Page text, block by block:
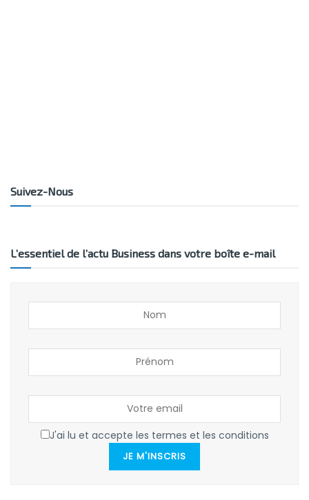
Suivez-Nous
L’essentiel de l’actu Business dans votre boîte e-mail
J'ai lu et accepte les termes et les conditions
JE M'INSCRIS